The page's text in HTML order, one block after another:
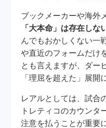
ブックメーカーや海外
「大本命」は存在しな
んでもおかしくない一
や直近のフォームだけ
とも言えますが、ダー
「理屈を超えた」展開
レアルとしては、試合
トレティコのカウンタ
注意を払うことが重要